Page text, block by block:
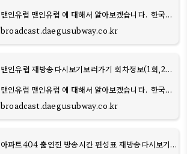
맨인유럽 맨인유럽 에 대해서 알아보겠습니다. 한국
축구 팬들이 기대하는 AFC 아시안컵 참가로 성공 기
회가 예고되었습니다. 또한, 덴마크 미트윌란 조규성
의 유럽 생활 일상과 출연 소식이
broadcast.daegusubway.co.kr
맨인유럽 재방송다시보기보러가기 회차정보(1회,2회,3회,4회) 편성표 출연진 방송시간
맨인유럽 맨인유럽 에 대해서 알아보겠습니다. 한국
축구의 미래를 이끌 조규성이 덴마크에서의 생활이 화
제입니다. 와 에서의 활약으로 팬들은 그의 미래에 대
한 기대를 높이고 있습니다. 최
broadcast.daegusubway.co.kr
아파트404 출연진 방송시간 편성표 재방송다시보기보러가기 회차정보(1회,2회,3회,4회)